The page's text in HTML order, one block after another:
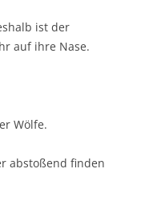
ist der
auf ihre Nase.
Wölfe.
abstoßend finden